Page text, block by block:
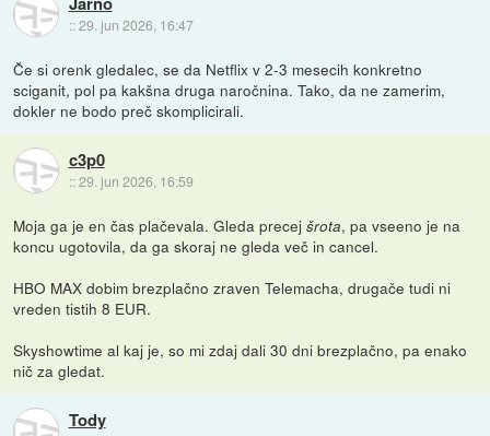
::29. jun 2026, 16:47
Če si orenk gledalec, se da Netflix v 2-3 mesecih konkretno
sciganit, pol pa kakšna druga naročnina. Tako, da ne zamerim,
dokler ne bodo preč skomplicirali.
c3p0
::29. jun 2026, 16:59
Moja ga je en čas plačevala. Gleda precejšrota, pa vseeno je na
koncu ugotovila, da ga skoraj ne gleda več in cancel.
HBO MAX dobim brezplačno zraven Telemacha, drugače tudi ni
vreden tistih 8 EUR.
Skyshowtime al kaj je, so mi zdaj dali 30 dni brezplačno, pa enako
nič za gledat.
Tody